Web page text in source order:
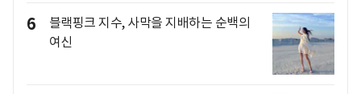
6
블랙핑크 지수, 사막을 지배하는 순백의
여신